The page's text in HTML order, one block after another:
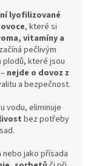
lyofilizované
, které si
vitamíny a
pečlivým
plodů, které jsou
– nejde o dovoz z
a bezpečnost.
vodu, eliminuje
bez potřeby
nebo jako přísada